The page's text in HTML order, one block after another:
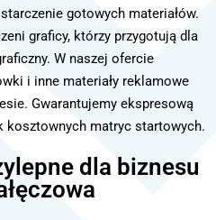
gotowych materiałów.
graficy, którzy przygotują dla
W naszej ofercie
i inne materiały reklamowe
Gwarantujemy ekspresową
kosztownych matryc startowych.
dla biznesu